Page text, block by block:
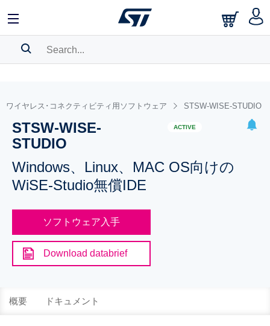
BOOKMARK
Pleaselog into show your saved searches.
ワイヤレス･コネクティビティ用ソフトウェア STSW-WISE-STUDIO
STSW-WISE-
STUDIO
ACTIVE
Windows、Linux、MAC OS向けの
WiSE-Studio無償IDE
ソフトウェア入手
Download databrief
概要 ドキュメント